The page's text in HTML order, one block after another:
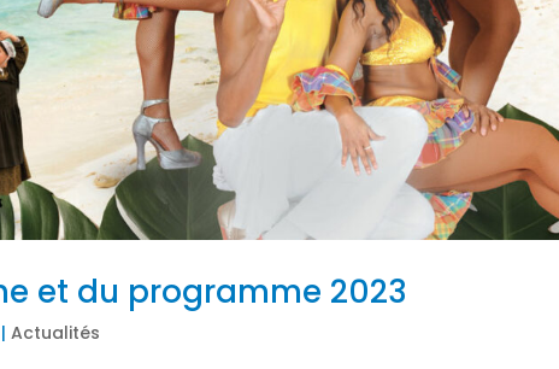
et du programme 2023
|Actualités